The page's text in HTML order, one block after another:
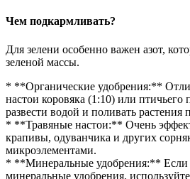
Чем подкармливать?
Для зелени особенно важен азот,
зеленой массы.
* **Органические удобрения:**
настои коровяка (1:10) или
развести водой и поливать растения
* **Травяные настои:** Очень
крапивы, одуванчика и других
микроэлементами.
* **Минеральные удобрения:** Если
минеральные удобрения,